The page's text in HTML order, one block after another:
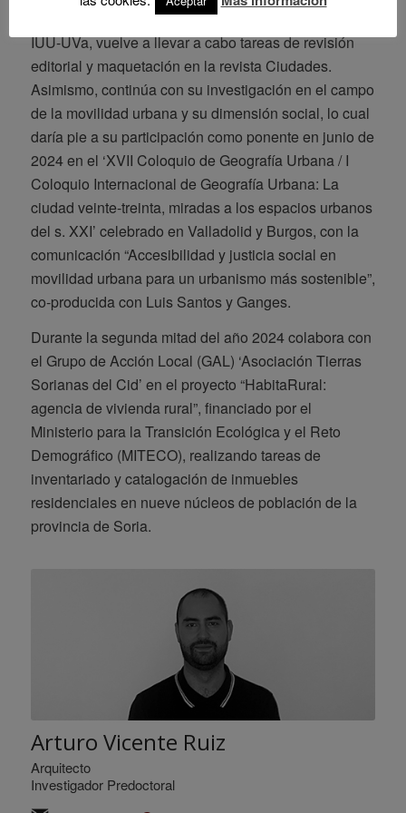
duración de la beca, que desarrolla acogido por el
IUU-UVa, vuelve a llevar a cabo tareas de revisión
editorial y maquetación en la revista Ciudades.
Asimismo, continúa con su investigación en el campo
de la movilidad urbana y su dimensión social, lo cual
daría pie a su participación como ponente en junio de
2024 en el ‘XVII Coloquio de Geografía Urbana / I
Coloquio Internacional de Geografía Urbana: La
ciudad veinte-treinta, miradas a los espacios urbanos
del s. XXI’ celebrado en Valladolid y Burgos, con la
comunicación “Accesibilidad y justicia social en
movilidad urbana para un urbanismo más sostenible”,
co-producida con Luis Santos y Ganges.
Durante la segunda mitad del año 2024 colabora con
el Grupo de Acción Local (GAL) ‘Asociación Tierras
Sorianas del Cid’ en el proyecto “HabitaRural:
agencia de vivienda rural”, financiado por el
Ministerio para la Transición Ecológica y el Reto
Demográfico (MITECO), realizando tareas de
inventariado y catalogación de inmuebles
residenciales en nueve núcleos de población de la
provincia de Soria.
Arturo Vicente Ruiz
Arquitecto
Investigador Predoctoral